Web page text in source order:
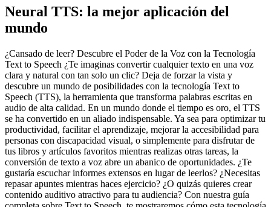
Neural TTS: la mejor aplicación del
mundo
¿Cansado de leer? Descubre el Poder de la Voz con la Tecnología
Text to Speech ¿Te imaginas convertir cualquier texto en una voz
clara y natural con tan solo un clic? Deja de forzar la vista y
descubre un mundo de posibilidades con la tecnología Text to
Speech (TTS), la herramienta que transforma palabras escritas en
audio de alta calidad. En un mundo donde el tiempo es oro, el TTS
se ha convertido en un aliado indispensable. Ya sea para optimizar tu
productividad, facilitar el aprendizaje, mejorar la accesibilidad para
personas con discapacidad visual, o simplemente para disfrutar de
tus libros y artículos favoritos mientras realizas otras tareas, la
conversión de texto a voz abre un abanico de oportunidades. ¿Te
gustaría escuchar informes extensos en lugar de leerlos? ¿Necesitas
repasar apuntes mientras haces ejercicio? ¿O quizás quieres crear
contenido auditivo atractivo para tu audiencia? Con nuestra guía